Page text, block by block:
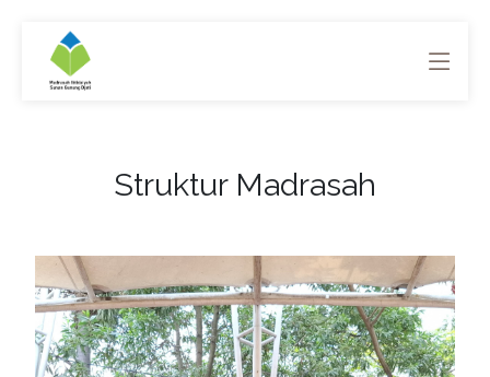
Struktur Madrasah